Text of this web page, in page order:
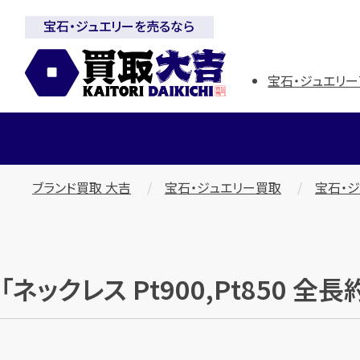
宝石・ジュエリーを売るなら
宝石・ジュエリ
ブランド買取 大吉 宝石・ジュエリー買取 宝石・
「ネックレス Pt900,Pt850 全